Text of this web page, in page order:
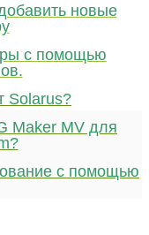
новые
с помощью
Solarus?
Maker MV для
с помощью